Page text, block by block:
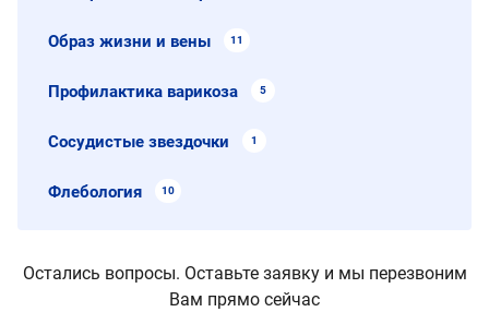
Образ жизни и вены 11
Профилактика варикоза 5
Сосудистые звездочки 1
Флебология 10
Остались вопросы. Оставьте заявку и мы перезвоним
Вам прямо сейчас